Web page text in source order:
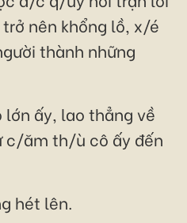
nên khổng lồ, x/é
thành những
ấy, lao thẳng về
c/ăm th/ù cô ấy đến
hét lên.